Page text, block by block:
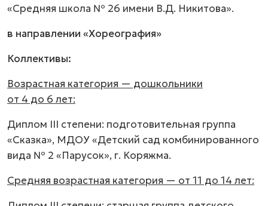
«Средняя школа № 26 имени В.Д. Никитова».
в направлении «Хореография»
Коллективы:
Возрастная категория — дошкольники
от 4 до 6 лет:
Диплом III степени: подготовительная группа
«Сказка», МДОУ «Детский сад комбинированного
вида № 2 «Парусок», г. Коряжма.
Средняя возрастная категория — от 11 до 14 лет: